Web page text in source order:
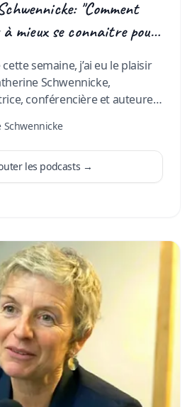
"Comment
mieux se connaitre pour
semaine, j’ai eu le plaisir
Schwennicke,
conférencière et auteure
elle vient nous partager
pour aider nos jeunes à
et leur permettre de poser des
futur. Ca te parle ? Allez,
Schwennicke
les podcasts →